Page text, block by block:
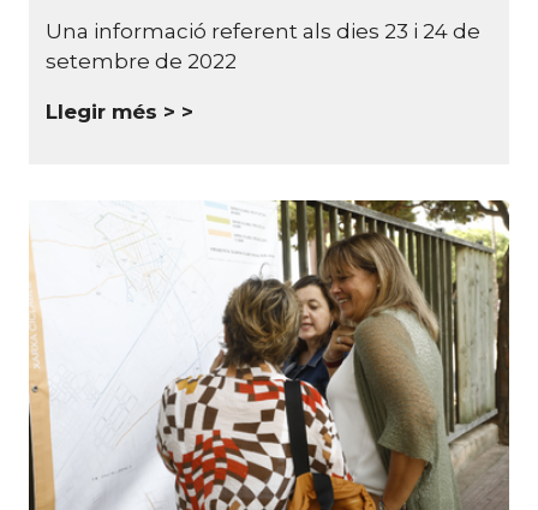
Una informació referent als dies 23 i 24 de
setembre de 2022
Llegir més >